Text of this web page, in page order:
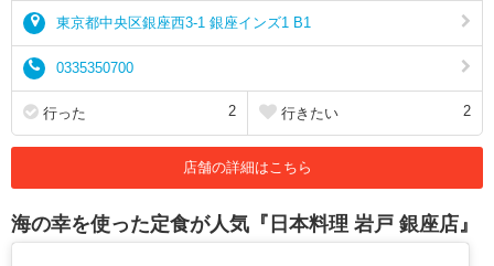
東京都中央区銀座西3-1 銀座インズ1 B1
0335350700
行った 2 行きたい 2
店舗の詳細はこちら
海の幸を使った定食が人気『日本料理 岩戸 銀座店』